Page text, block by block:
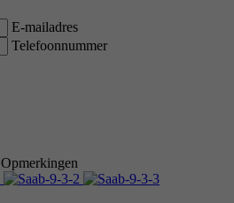
E-mailadres
Telefoonnummer
Opmerkingen